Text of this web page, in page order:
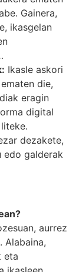
Gainera,
ikasgelan
Ikasle askori
die,
eragin
digital
dezakete,
edo galderak
aurrez
Alabaina,
eta